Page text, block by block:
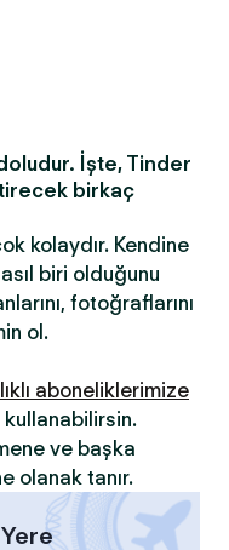
İşte, Tinder
birkaç
kolaydır. Kendine
biri olduğunu
fotoğraflarını
ol.
aboneliklerimize
kullanabilirsin.
ve başka
olanak tanır.